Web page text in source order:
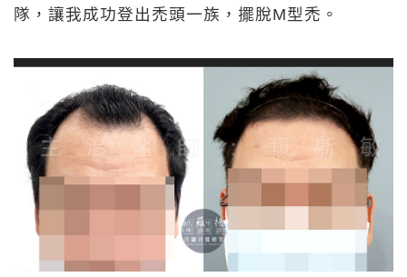
隊，讓我成功登出禿頭一族，擺脫M型禿。